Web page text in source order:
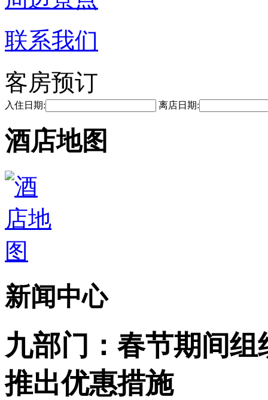
联系我们
客房预订
入住日期: 离店日期:
酒店地图
新闻中心
九部门：春节期间
推出优惠措施